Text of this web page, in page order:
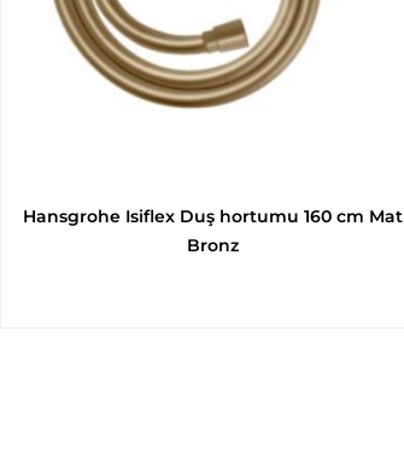
Hansgrohe Isiflex Duş hortumu 160 cm Mat
Bronz